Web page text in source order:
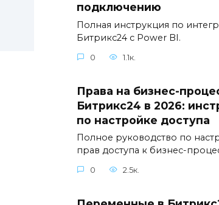
подключению
Полная инструкция по
Битрикс24 с Power BI.
0 1.1к.
Права на бизнес-
Битрикс24 в 2026:
по настройке доступа
Полное руководство по
прав доступа к бизнес-
0 2.5к.